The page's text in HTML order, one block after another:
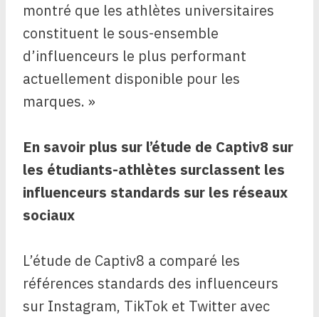
montré que les athlètes universitaires
constituent le sous-ensemble
d’influenceurs le plus performant
actuellement disponible pour les
marques. »
En savoir plus sur l’étude de Captiv8 sur
les étudiants-athlètes surclassent les
influenceurs standards sur les réseaux
sociaux
L’étude de Captiv8 a comparé les
références standards des influenceurs
sur Instagram, TikTok et Twitter avec